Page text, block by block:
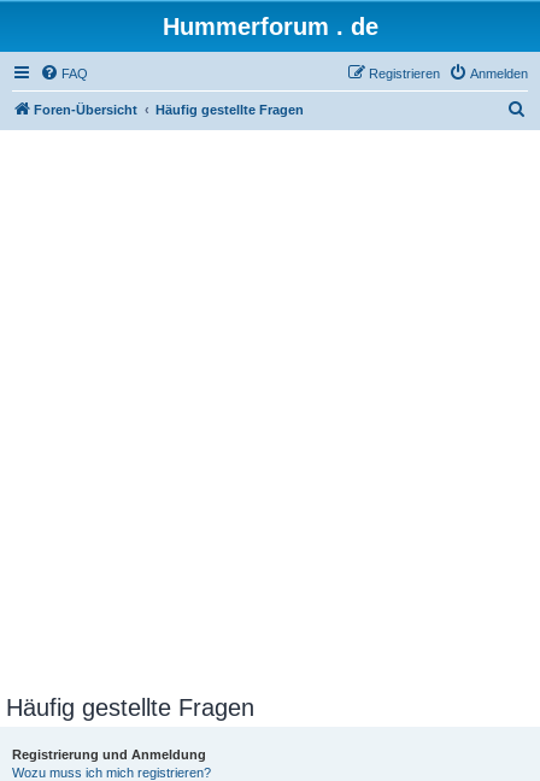
Hummerforum . de
FAQ Anmelden
Registrieren
Foren-Übersicht Häufig gestellte Fragen
Häufig gestellte Fragen
Registrierung und Anmeldung
Wozu muss ich mich registrieren?